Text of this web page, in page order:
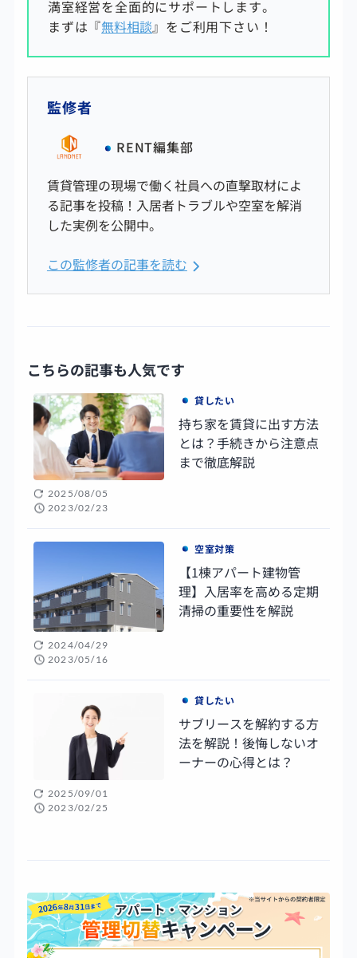
満室経営を全面的にサポートします。
まずは『無料相談』をご利用下さい！
監修者
RENT編集部
賃貸管理の現場で働く社員への直撃取材によ
る記事を投稿！入居者トラブルや空室を解消
した実例を公開中。
この監修者の記事を読む
こちらの記事も人気です
持ち家を賃貸に出す方法
とは？手続きから注意点
まで徹底解説
貸したい
2025/08/05
2023/02/23
【1棟アパート建物管
理】入居率を高める定期
清掃の重要性を解説
空室対策
2024/04/29
2023/05/16
サブリースを解約する方
法を解説！後悔しないオ
ーナーの心得とは？
貸したい
2025/09/01
2023/02/25